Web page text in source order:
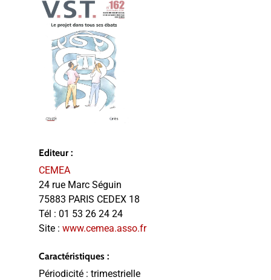
Editeur :
CEMEA
24 rue Marc Séguin
75883 PARIS CEDEX 18
Tél : 01 53 26 24 24
Site : www.cemea.asso.fr
Caractéristiques :
Périodicité : trimestrielle